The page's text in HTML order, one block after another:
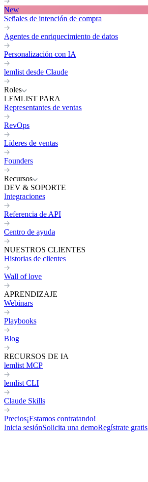
New
Señales de intención de compra
Agentes de enriquecimiento de datos
Personalización con IA
lemlist desde Claude
Roles
LEMLIST PARA
Representantes de ventas
RevOps
Líderes de ventas
Founders
Recursos
DEV & SOPORTE
Integraciones
Referencia de API
Centro de ayuda
NUESTROS CLIENTES
Historias de clientes
Wall of love
APRENDIZAJE
Webinars
Playbooks
Blog
RECURSOS DE IA
lemlist MCP
lemlist CLI
Claude Skills
Precios¡Estamos contratando!
Inicia sesiónSolicita una demoRegístrate gratis